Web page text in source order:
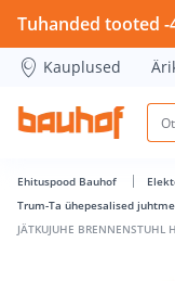
JÄTKUJUHE
Tuhanded tooted -
Kauplused
Ehituspood Bauhof
Trum-Ta ühepesalised
JÄTKUJUHE